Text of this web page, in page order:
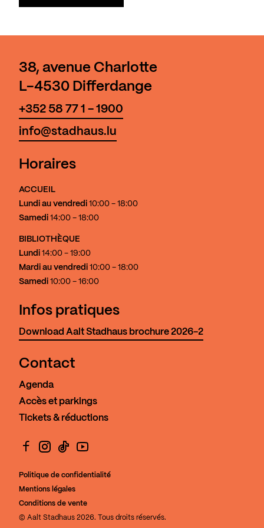
38, avenue Charlotte
L-4530 Differdange
+352 58 77 1 - 1900
info@stadhaus.lu
Horaires
ACCUEIL
Lundi au vendredi 10:00 - 18:00
Samedi 14:00 - 18:00
BIBLIOTHÈQUE
Lundi 14:00 - 19:00
Mardi au vendredi 10:00 - 18:00
Samedi 10:00 - 16:00
Infos pratiques
Download Aalt Stadhaus brochure 2026-2
Contact
Agenda
Accès et parkings
Tickets & réductions
Politique de confidentialité
Mentions légales
Conditions de vente
© Aalt Stadhaus 2026. Tous droits réservés.